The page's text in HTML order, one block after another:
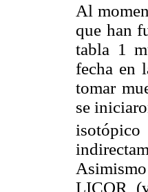
Al
que han
tabla 1
fecha en
tomar
se
isotópico
LICOR